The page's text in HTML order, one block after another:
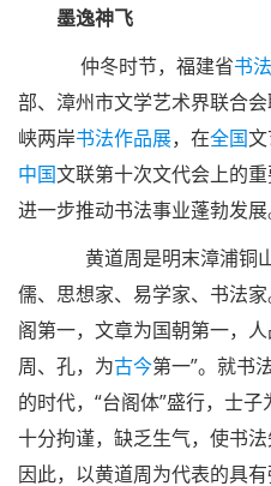
墨逸神飞
仲冬时节，福建省书法
部、漳州市文学艺术界联合
峡两岸书法作品展，在全国文
中国文联第十次文代会上的
进一步推动书法事业蓬勃发展
黄道周是明末漳浦铜
儒、思想家、易学家、书法
阁第一，文章为国朝第一，
周、孔，为古今第一”。就书
的时代，“台阁体”盛行，士
十分拘谨，缺乏生气，使书
因此，以黄道周为代表的具